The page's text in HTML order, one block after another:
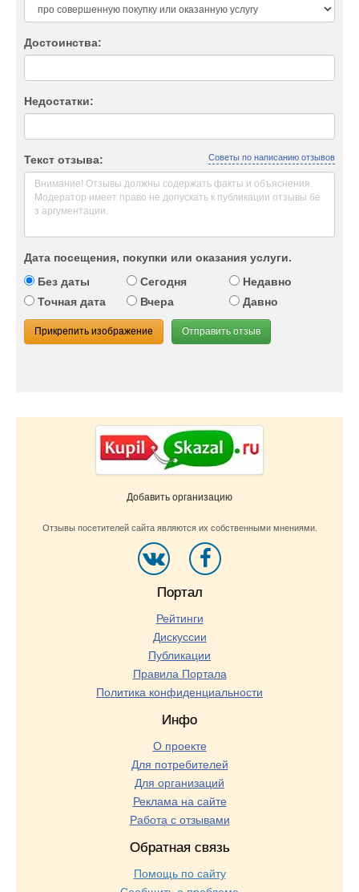
Достоинства:
Недостатки:
Текст отзыва: Советы по написанию отзывов
Дата посещения, покупки или оказания услуги.
Без даты
Сегодня
Недавно
Точная дата
Вчера Давно
Прикрепить изображение Отправить отзыв
Добавить организацию
Отзывы посетителей сайта являются их собственными мнениями.
Портал
Рейтинги
Дискуссии
Публикации
Правила Портала
Политика конфиденциальности
Инфо
О проекте
Для потребителей
Для организаций
Реклама на сайте
Работа с отзывами
Обратная связь
Помощь по сайту